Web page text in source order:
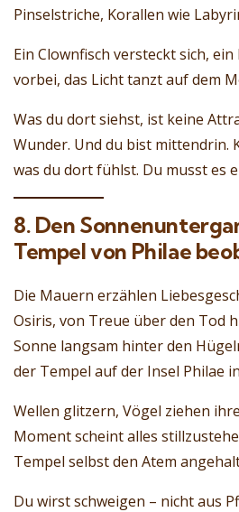
Pinselstriche, Korallen wie
Ein Clownfisch versteckt sich,
vorbei, das Licht tanzt auf dem
Was du dort siehst, ist keine
Wunder. Und du bist mittendrin.
was du dort fühlst. Du musst es
8. Den
Tempel von Philae
Die Mauern erzählen
Osiris, von Treue über den Tod
Sonne langsam hinter den
der Tempel auf der Insel Philae
Wellen glitzern, Vögel ziehen
Moment scheint alles
Tempel selbst den Atem
Du wirst schweigen – nicht aus